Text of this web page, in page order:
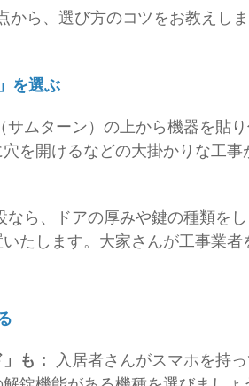
ら、選び方のコツをお教えしま
を選ぶ
サムターン）の上から機器を貼
を開けるなどの大掛かりな工
ら、ドアの厚みや鍵の種類を
たします。大家さんが工事業
も：
入居者さんがスマホを持